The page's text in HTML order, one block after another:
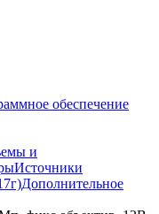
обеспечение
и
Источники
Дополнительное